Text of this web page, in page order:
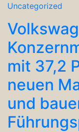
Uncategorized
mit 37,2
neuen
und